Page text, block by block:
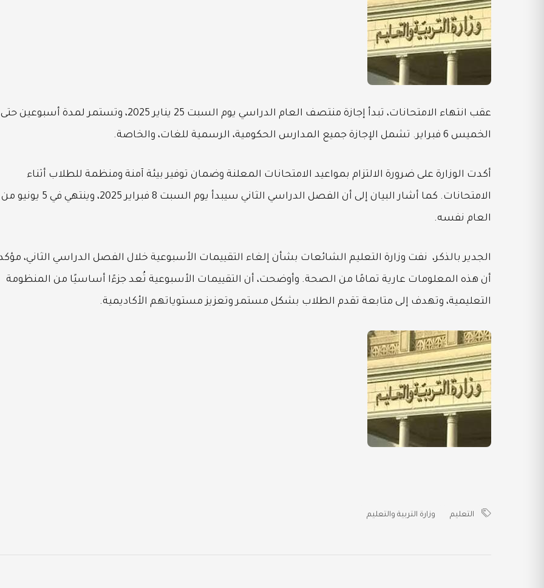
عقب انتهاء الامتحانات، تبدأ إجازة منتصف العام الدراسي يوم السبت 25 يناير 2025، وتستمر لمدة أسبوعين حتى
الخميس 6 فبراير. تشمل الإجازة جميع المدارس الحكومية، الرسمية للغات، والخاصة.
أكدت الوزارة على ضرورة الالتزام بمواعيد الامتحانات المعلنة وضمان توفير بيئة آمنة ومنظمة للطلاب أثناء
الامتحانات. كما أشار البيان إلى أن الفصل الدراسي الثاني سيبدأ يوم السبت 8 فبراير 2025، وينتهي في 5 يونيو من
العام نفسه.
الجدير بالذكر، نفت وزارة التعليم الشائعات بشأن إلغاء التقييمات الأسبوعية خلال الفصل الدراسي الثاني،
أن هذه المعلومات عارية تمامًا من الصحة. وأوضحت، أن التقييمات الأسبوعية تُعد جزءًا أساسيًا من المنظومة
التعليمية، وتهدف إلى متابعة تقدم الطلاب بشكل مستمر وتعزيز مستوياتهم الأكاديمية.
التعليم وزارة التربية والتعليم